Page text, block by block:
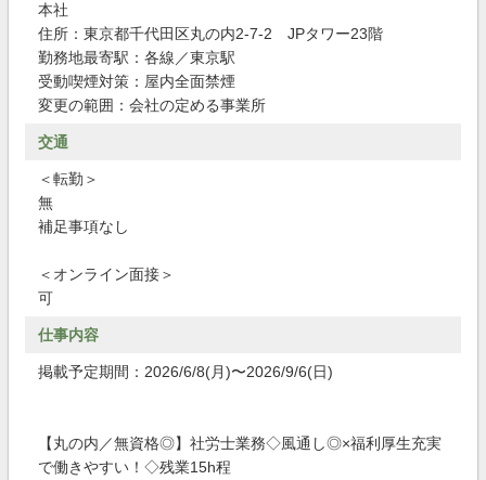
本社
住所：東京都千代田区丸の内2-7-2 JPタワー23階
勤務地最寄駅：各線／東京駅
受動喫煙対策：屋内全面禁煙
変更の範囲：会社の定める事業所
交通
＜転勤＞
無
補足事項なし
＜オンライン面接＞
可
仕事内容
掲載予定期間：2026/6/8(月)〜2026/9/6(日)
【丸の内／無資格◎】社労士業務◇風通し◎×福利厚生充実
で働きやすい！◇残業15h程